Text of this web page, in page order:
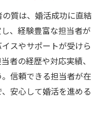
質は、婚活成功に直結
、経験豊富な担当者が
スやサポートが受けら
者の経歴や対応実績、
信頼できる担当者が在
安心して婚活を進める